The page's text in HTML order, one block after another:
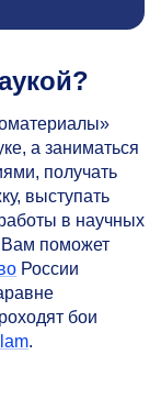
а заниматься
получать
выступать
в научных
Вам поможет
России
бои
.